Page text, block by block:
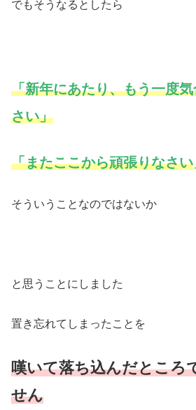
でもそうなるとしたら
「新年にあたり、もう一度
さい」
「またここから頑張りなさい
そういうことなのではないか
と思うことにしました
置き忘れてしまったことを
嘆いて落ち込んだところ
せん